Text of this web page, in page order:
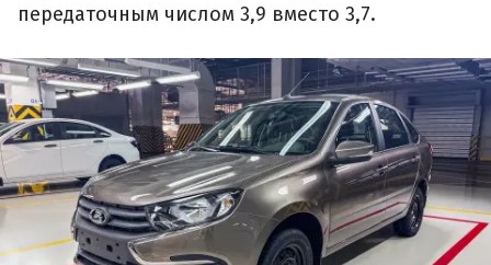
передаточным числом 3,9 вместо 3,7.